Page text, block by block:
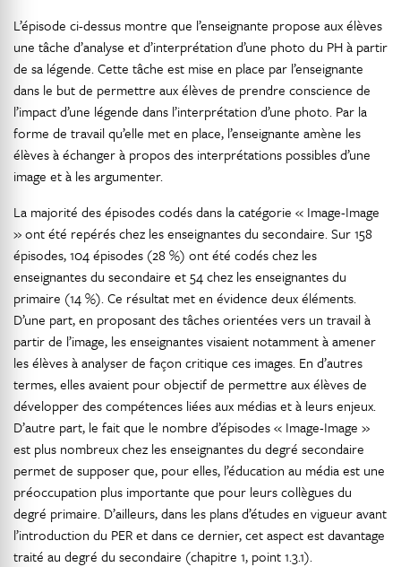
L’épisode ci-dessus montre que l’enseignante propose aux élèves
une tâche d’analyse et d’interprétation d’une photo du PH à partir
de sa légende. Cette tâche est mise en place par l’enseignante
dans le but de permettre aux élèves de prendre conscience de
l’impact d’une légende dans l’interprétation d’une photo. Par la
forme de travail qu’elle met en place, l’enseignante amène les
élèves à échanger à propos des interprétations possibles d’une
image et à les argumenter.
La majorité des épisodes codés dans la catégorie « Image-Image
» ont été repérés chez les enseignantes du secondaire. Sur 158
épisodes, 104 épisodes (28 %) ont été codés chez les
enseignantes du secondaire et 54 chez les enseignantes du
primaire (14 %). Ce résultat met en évidence deux éléments.
D’une part, en proposant des tâches orientées vers un travail à
partir de l’image, les enseignantes visaient notamment à amener
les élèves à analyser de façon critique ces images. En d’autres
termes, elles avaient pour objectif de permettre aux élèves de
développer des compétences liées aux médias et à leurs enjeux.
D’autre part, le fait que le nombre d’épisodes « Image-Image »
est plus nombreux chez les enseignantes du degré secondaire
permet de supposer que, pour elles, l’éducation au média est une
préoccupation plus importante que pour leurs collègues du
degré primaire. D’ailleurs, dans les plans d’études en vigueur avant
l’introduction du PER et dans ce dernier, cet aspect est davantage
traité au degré du secondaire (chapitre 1, point 1.3.1).